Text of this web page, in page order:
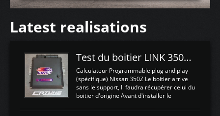
Latest realisations
Test du boitier LINK 350Z Plugin ECU
Calculateur Programmable plug and play
(spécifique) Nissan 350Z Le boitier arrive
sans le support, Il faudra récupérer celui du
boitier d'origine Avant d'installer le